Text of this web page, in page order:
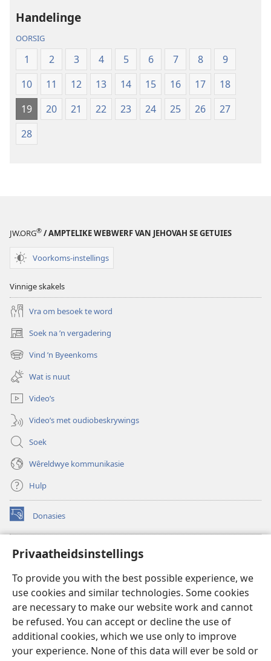
Privaatheidsinstellings
To provide you with the best possible experience, we
use cookies and similar technologies. Some cookies
are necessary to make our website work and cannot
be refused. You can accept or decline the use of
additional cookies, which we use only to improve
your experience. None of this data will ever be sold or
hersiening)
(2019-
hersiening)
Handelinge
OORSIG
1 2 3 4 5 6 7 8
9
10
11 12 13 14 15 16 17
18
19
20 21 22 23 24 25 26
27
28
JW.ORG® / AMPTELIKE WEBWERF VAN JEHOVAH SE GETUIES
Voorkoms-instellings
Vinnige skakels
Vra om besoek te word
Soek na ’n vergadering
(maak
nuwe
venster
oop)
Vind ’n Byeenkoms
(maak
nuwe
venster
oop)
Wat is nuut
Video’s
Video’s met oudiobeskrywings
Soek
Wêreldwye kommunikasie
Hulp
Donasies
(maak
nuwe
oop)
Wagtoring – AANLYN BIBLIOTEEK
(maak
venster
oop)
JW Hub
(maak
nuwe
venster
oop)
JW Library
Watchtower Library